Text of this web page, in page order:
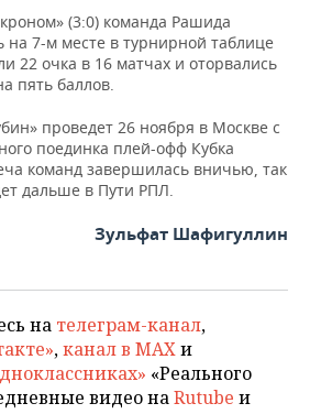
(3:0) команда Рашида
на 7-м месте в турнирной таблице
22 очка в 16 матчах и оторвались
пять баллов.
проведет 26 ноября в Москве с
поединка плей-офф Кубка
команд завершилась вничью, так
дальше в Пути РПЛ.
Зульфат Шафигуллин
на телеграм-канал,
,канал в MAXи
«Реального
видео наRutube и